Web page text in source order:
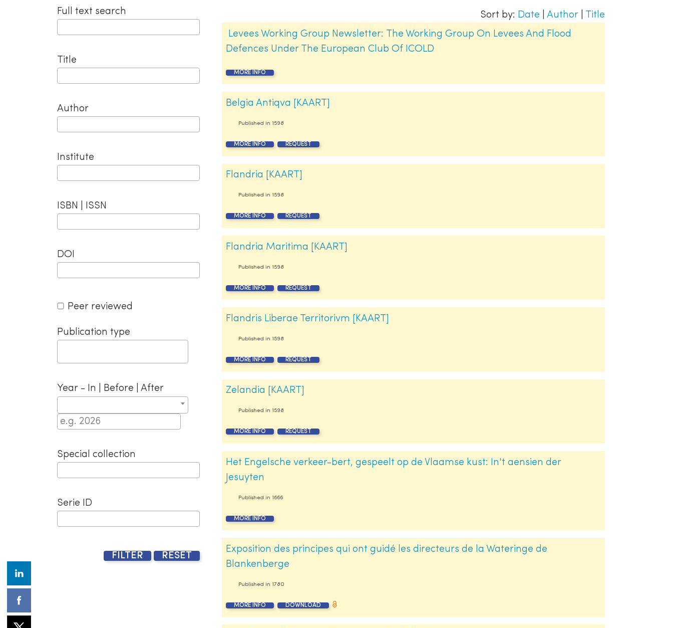
Full text search
Title
Author
Institute
ISBN | ISSN
DOI
Peer reviewed
Publication type
Year - In | Before | After
Special collection
Serie ID
FILTER RESET
Sort by: Date Author|
Title
Levees Working Group Newsletter: The Working Group On Levees And Flood
Defences Under The European Club Of ICOLD
MORE INFO
Belgia Antiqva [KAART]
Published in 1598
MORE INFO REQUEST
Flandria [KAART]
Published in 1598
MORE INFO REQUEST
Flandria Maritima [KAART]
Published in 1598
MORE INFO REQUEST
Flandris Liberae Territorivm [KAART]
Published in 1598
MORE INFO REQUEST
Zelandia [KAART]
Published in 1598
MORE INFO REQUEST
Het Engelsche verkeer-bert, gespeelt op de Vlaamse kust: In't aensien der
Jesuyten
Published in 1666
MORE INFO
Exposition des principes qui ont guidé les directeurs de la Wateringe de
Blankenberge
Published in 1780
MORE INFO DOWNLOAD